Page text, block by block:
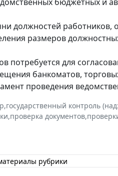
должностей
размеров
потребуется для
банкоматов,
проведения
,государственный контроль
,проверка документов,
рубрики